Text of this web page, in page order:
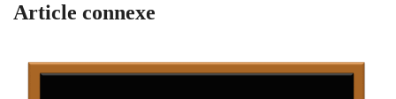
Article connexe